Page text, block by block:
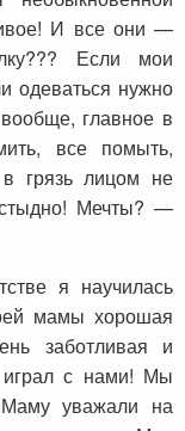
И все они —
Если мои
одеваться нужно
главное в
все помыть,
в грязь лицом не
Мечты? —
я научилась
мамы хорошая
заботливая и
играл с нами! Мы
Маму уважали на